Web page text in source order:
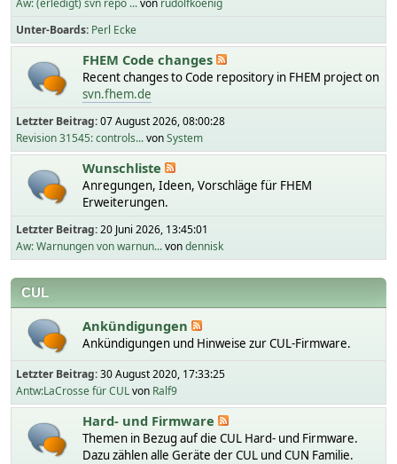
Aw: (erledigt) svn repo ...von rudolfkoenig
Unter-Boards Perl Ecke
FHEM Code changes
Recent changes to Code repository in FHEM project on
svn.fhem.de
Letzter Beitrag:07 August 2026, 08:00:28
Revision 31545: controls...vonSystem
Wunschliste
Anregungen, Ideen, Vorschläge für FHEM
Erweiterungen.
Letzter Beitrag:20 Juni 2026, 13:45:01
Aw: Warnungen von warnun...vondennisk
CUL
Ankündigungen
Ankündigungen und Hinweise zur CUL-Firmware.
Letzter Beitrag:30 August 2020, 17:33:25
Antw:LaCrosse für CULvon Ralf9
Hard- und Firmware
Themen in Bezug auf die CUL Hard- und Firmware.
Dazu zählen alle Geräte der CUL und CUN Familie.